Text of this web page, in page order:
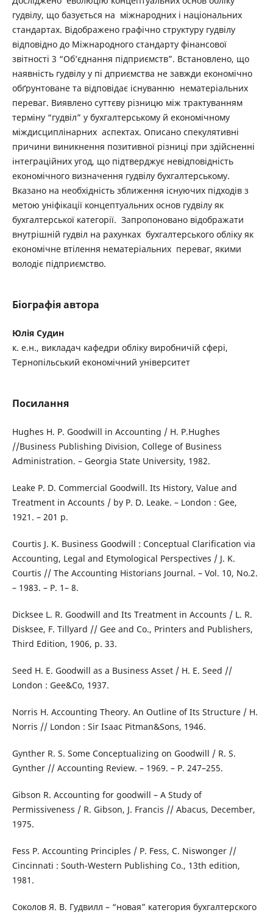
гудвілу, що базується на міжнародних і національних
стандартах. Відображено графічно структуру гудвілу
відповідно до Міжнародного стандарту фінансової
звітності 3 “Об’єднання підприємств”. Встановлено, що
наявність гудвілу у пі дприємства не завжди економічно
обґрунтоване та відповідає існуванню нематеріальних
переваг. Виявлено суттєву різницю між трактуванням
терміну “гудвіл” у бухгалтерському й економічному
міждисциплінарних аспектах. Описано спекулятивні
причини виникнення позитивної різниці при здійсненні
інтеграційних угод, що підтверджує невідповідність
економічного визначення гудвілу бухгалтерському.
Вказано на необхідність зближення існуючих підходів з
метою уніфікації концептуальних основ гудвілу як
бухгалтерської категорії. Запропоновано відображати
внутрішній гудвіл на рахунках бухгалтерського обліку як
економічне втілення нематеріальних переваг, якими
володіє підприємство.
Біографія автора
Юлія Судин
к. е.н., викладач кафедри обліку виробничій сфері,
Тернопільський економічний університет
Посилання
Hughes H. P. Goodwill in Accounting / H. P.Hughes
//Business Publishing Division, College of Business
Administration. – Georgia State University, 1982.
Leake P. D. Commercial Goodwill. Its History, Value and
Treatment in Accounts / by P. D. Leake. – London : Gee,
1921. – 201 p.
Courtis J. K. Business Goodwill : Conceptual Clarification via
Accounting, Legal and Etymological Perspectives / J. K.
Courtis // The Accounting Historians Journal. – Vol. 10, No.2.
– 1983. – Р. 1– 8.
Dicksee L. R. Goodwill and Its Treatment in Accounts / L. R.
Disksee, F. Tillyard // Gee and Co., Printers and Publishers,
Third Edition, 1906, p. 33.
Seed H. E. Goodwill as a Business Asset / H. E. Seed //
London : Gee&Co, 1937.
Norris H. Accounting Theory. An Outline of Its Structure / H.
Norris // London : Sir Isaac Pitman&Sons, 1946.
Gynther R. S. Some Conceptualizing on Goodwill / R. S.
Gynther // Accounting Review. – 1969. – Р. 247–255.
Gibson R. Accounting for goodwill – A Study of
Permissiveness / R. Gibson, J. Francis // Abacus, December,
1975.
Fess P. Accounting Principles / P. Fess, C. Niswonger //
Cincinnati : South-Western Publishing Co., 13th edition,
1981.
Соколов Я. В. Гудвилл – “новая” категория бухгалтерского